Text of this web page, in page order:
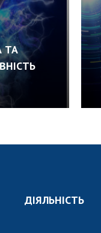
ТА
ДІЯЛЬНІСТЬ